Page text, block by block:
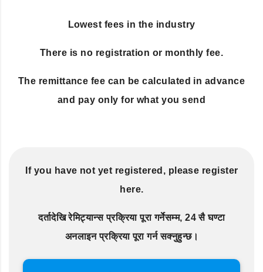
Lowest fees in the industry
There is no registration or monthly fee.
The remittance fee can be calculated in advance
and pay only for what you send
If you have not yet registered, please register
here.
दर्तादेखि रेमिट्यान्स प्रक्रिया पूरा गर्नेसम्म, 24 सै घण्टा
अनलाइन प्रक्रिया पूरा गर्न सक्नुहुन्छ।